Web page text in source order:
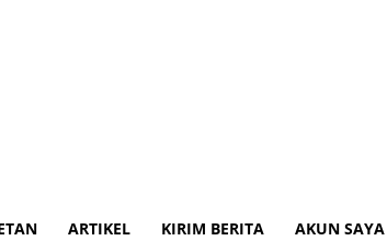
ARTIKEL KIRIM BERITA AKUN SAYA